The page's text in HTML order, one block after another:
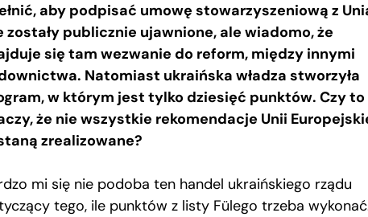
aby podpisać umowę stowarzyszeniową z
zostały publicznie ujawnione, ale wiadomo, że
się tam wezwanie do reform, między innymi
Natomiast ukraińska władza stworzyła
w którym jest tylko dziesięć punktów. Czy to
że nie wszystkie rekomendacje Unii
zrealizowane?
mi się nie podoba ten handel ukraińskiego rządu
tego, ile punktów z listy Fülego trzeba